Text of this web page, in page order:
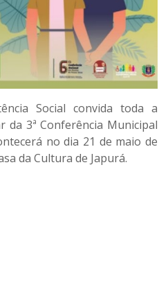
Social convida toda a
da 3ª Conferência Municipal
no dia 21 de maio de
da Cultura de Japurá.